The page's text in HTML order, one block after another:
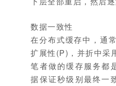
数据一致性
在分布式缓存中，通
扩展性(P)，并折中采
笔者做的缓存服务都
据保证秒级别最终一